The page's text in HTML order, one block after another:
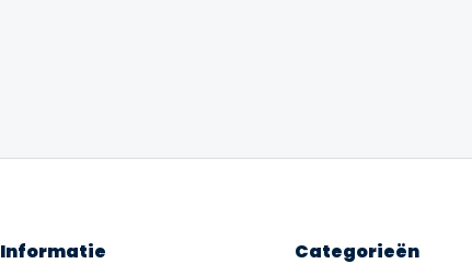
Informatie Categorieën